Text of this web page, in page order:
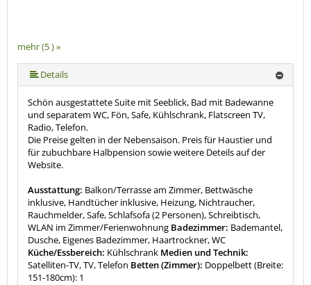
mehr (5 ) »
mehr (5 ) »
Details
Schön ausgestattete Suite mit Seeblick, Bad mit Badewanne
und separatem WC, Fön, Safe, Kühlschrank, Flatscreen TV,
Radio, Telefon.
Die Preise gelten in der Nebensaison. Preis für Haustier und
für zubuchbare Halbpension sowie weitere Deteils auf der
Website.
Ausstattung: Balkon/Terrasse am Zimmer, Bettwäsche
inklusive, Handtücher inklusive, Heizung, Nichtraucher,
Rauchmelder, Safe, Schlafsofa (2 Personen), Schreibtisch,
WLAN im Zimmer/Ferienwohnung Badezimmer: Bademantel,
Dusche, Eigenes Badezimmer, Haartrockner, WC
Küche/Essbereich: Kühlschrank Medien und Technik:
Satelliten-TV, TV, Telefon Betten (Zimmer): Doppelbett (Breite:
151-180cm): 1